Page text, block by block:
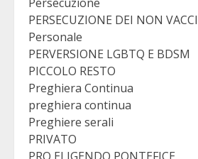
PERSECUZIONE DEI NON
Personale
PERVERSIONE LGBTQ E BDSM
PICCOLO RESTO
Preghiera Continua
preghiera continua
Preghiere serali
PRIVATO